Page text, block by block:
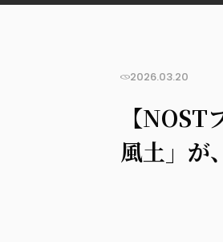
2026.03.20
【
風土」が